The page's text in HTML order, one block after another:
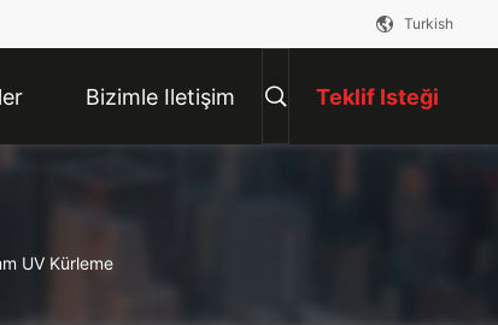
Turkish
Bizimle Iletişim Teklif Isteği
UV Kürleme